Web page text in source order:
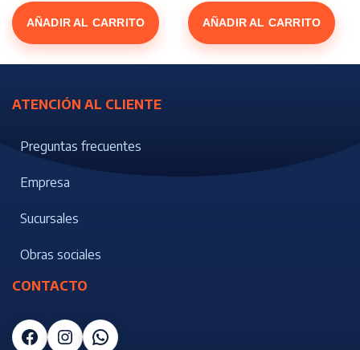
AÑADIR AL CARRITO AÑADIR AL CARRITO
ATENCIÓN AL CLIENTE
Preguntas frecuentes
Empresa
Sucursales
Obras sociales
CONTACTO
Facebook
Instagram
WhatsApp